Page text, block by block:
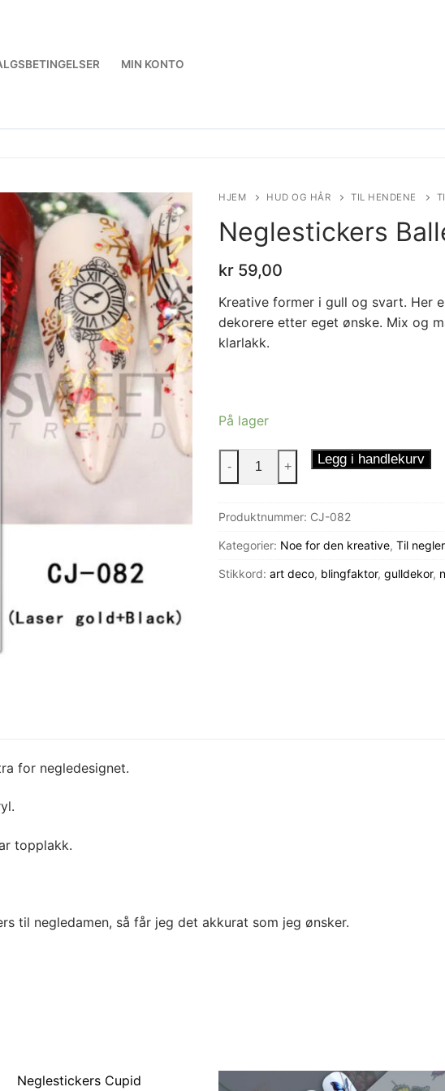
MIN KONTO
HJEM HUD OG HÅR TIL HENDENE
Neglestickers
kr 59,00
Kreative former i gull og svart. Her
dekorere etter eget ønske. Mix og
klarlakk.
På lager
Neglestickers
Ballerina
- + Legg i handlekurv
Produktnummer: CJ-082
Kategorier: Noe for den kreative, Til negler
Stikkord: art deco, blingfaktor, gulldekor,
for negledesignet.
topplakk.
til negledamen, så får jeg det akkurat som jeg ønsker.